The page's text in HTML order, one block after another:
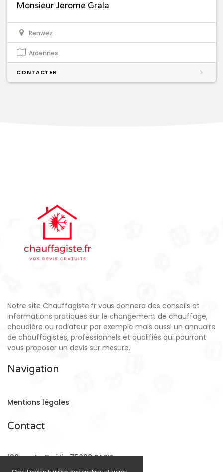
Monsieur Jerome Grala
Renwez
Ardennes
CONTACTER
Notre site Chauffagiste.fr vous donnera des conseils et
informations pratiques sur le changement de chauffage,
chaudière ou radiateur par exemple mais aussi un annuaire
de chauffagistes, professionnels et qualifiés qui pourront
vous proposer un devis sur mesure.
Navigation
Mentions légales
Contact
128 rue La Boétie 75008 PARIS